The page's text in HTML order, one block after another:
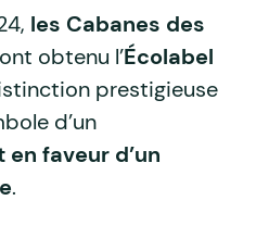
les Cabanes des
ont obtenu l’Écolabel
prestigieuse
d’un
faveur d’un
.